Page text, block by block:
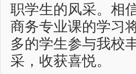
职学生的风采。相
商务专业课的学习
多的学生参与我校
采，收获喜悦。